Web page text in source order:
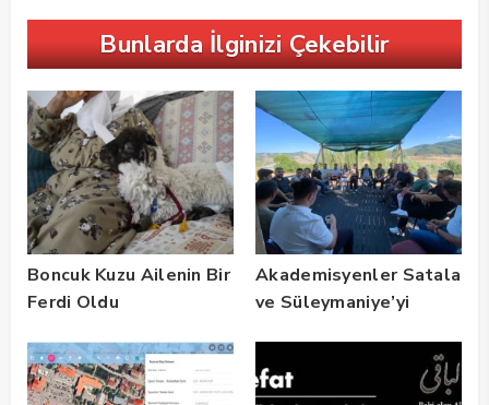
Bunlarda İlginizi Çekebilir
Boncuk Kuzu Ailenin Bir
Ferdi Oldu
Akademisyenler Satala
ve Süleymaniye’yi